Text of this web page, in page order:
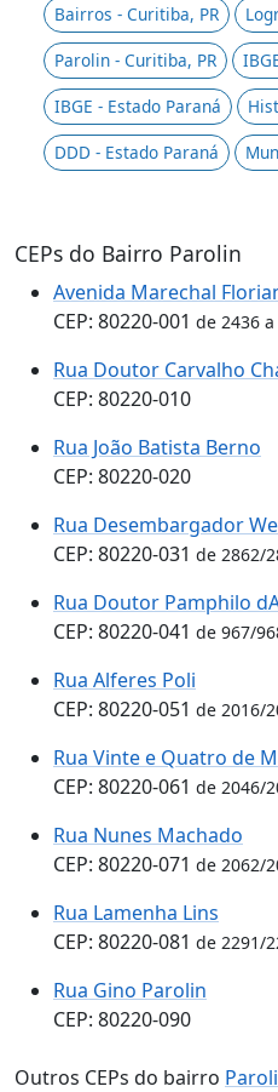
Bairros - Curitiba, PR
Parolin - Curitiba, PR
IBGE - Estado Paraná
DDD - Estado Paraná
CEPs do Bairro Parolin
Avenida Marechal
CEP: 80220-001 de 2436
Rua Doutor Carvalho
CEP: 80220-010
Rua João Batista Berno
CEP: 80220-020
Rua Desembargador
CEP: 80220-031 de 2862/
Rua Doutor Pamphilo
CEP: 80220-041 de 967/
Rua Alferes Poli
CEP: 80220-051 de 2016/
Rua Vinte e Quatro de
CEP: 80220-061 de 2046/
Rua Nunes Machado
CEP: 80220-071 de 2062/
Rua Lamenha Lins
CEP: 80220-081 de 2291/
Rua Gino Parolin
CEP: 80220-090
Outros CEPs do bairro